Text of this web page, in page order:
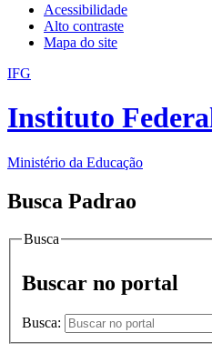
Acessibilidade
Alto contraste
Mapa do site
IFG
Instituto
Ministério da Educação
Busca Padrao
Busca
Buscar no portal
Busca: